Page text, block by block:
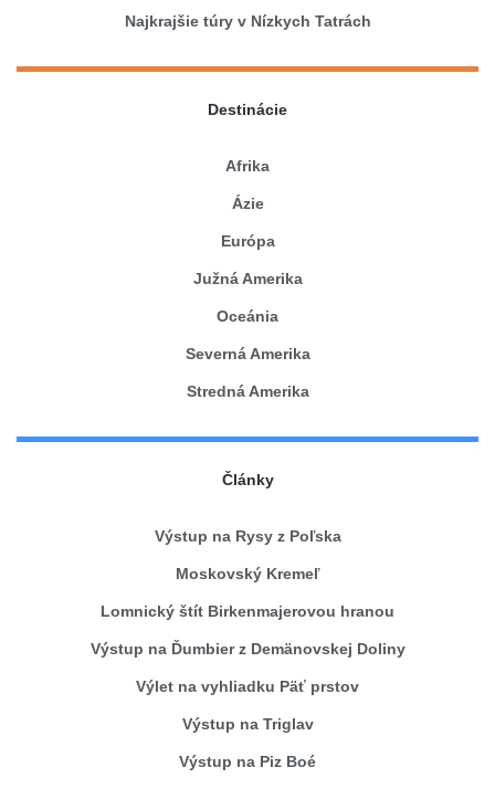
Najkrajšie túry v Nízkych Tatrách
Destinácie
Afrika
Ázie
Európa
Južná Amerika
Oceánia
Severná Amerika
Stredná Amerika
Články
Výstup na Rysy z Poľska
Moskovský Kremeľ
Lomnický štít Birkenmajerovou hranou
Výstup na Ďumbier z Demänovskej Doliny
Výlet na vyhliadku Päť prstov
Výstup na Triglav
Výstup na Piz Boé